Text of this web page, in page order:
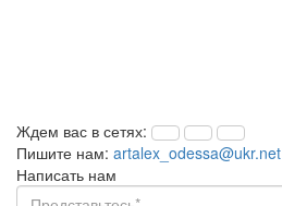
Ждем вас в сетях:
Пишите нам: artalex_odessa@ukr.net
Написать нам